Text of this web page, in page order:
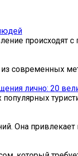
современных
лично: 20
Она